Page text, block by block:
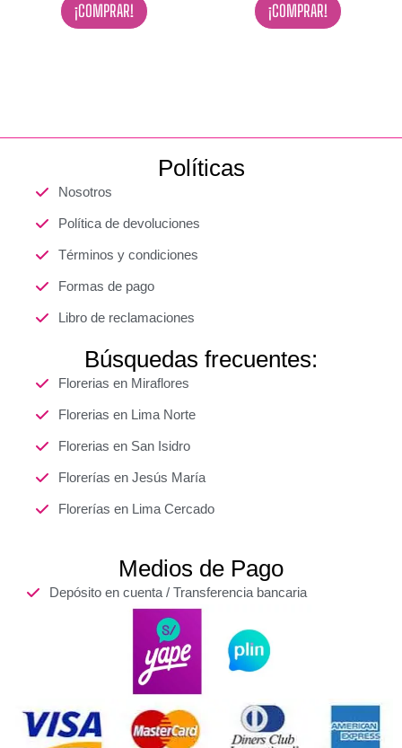
¡COMPRAR! ¡COMPRAR!
Políticas
Nosotros
Política de devoluciones
Términos y condiciones
Formas de pago
Libro de reclamaciones
Búsquedas frecuentes:
Florerias en Miraflores
Florerias en Lima Norte
Florerias en San Isidro
Florerías en Jesús María
Florerías en Lima Cercado
Medios de Pago
Depósito en cuenta / Transferencia bancaria